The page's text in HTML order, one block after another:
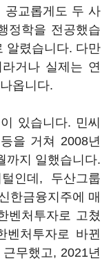
공교롭게도 두 사
정학을 전공했습
알렸습니다. 다만
거나 실제는 연
옵니다.
있습니다. 민씨
을 거쳐 2008년
까지 일했습니다.
인데, 두산그룹
한금융지주에 매
벤처투자로 고쳤
벤처투자로 바뀐
무했고, 2021년